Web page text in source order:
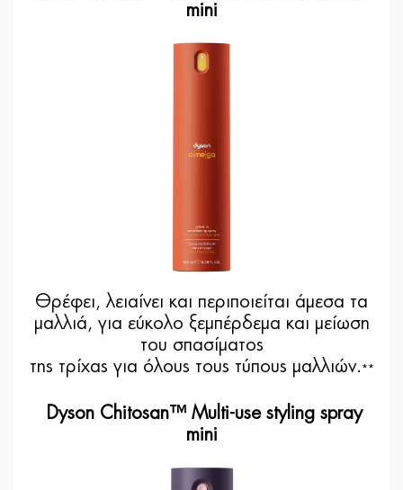
mini
Θρέφει, λειαίνει και περιποιείται άμεσα τα
μαλλιά, για εύκολο ξεμπέρδεμα και μείωση
του σπασίματος
της τρίχας για όλους τους τύπους μαλλιών. **
Dyson Chitosan™ Multi-use styling spray
mini